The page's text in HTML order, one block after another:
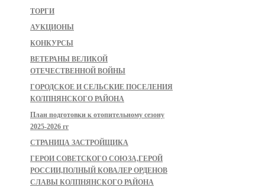
ТОРГИ
АУКЦИОНЫ
КОНКУРСЫ
ВЕТЕРАНЫ ВЕЛИКОЙ
ОТЕЧЕСТВЕННОЙ ВОЙНЫ
ГОРОДСКОЕ И СЕЛЬСКИЕ ПОСЕЛЕНИЯ
КОЛПНЯНСКОГО РАЙОНА
План подготовки к отопительному сезону
2025-2026 гг
СТРАНИЦА ЗАСТРОЙЩИКА
ГЕРОИ СОВЕТСКОГО СОЮЗА,ГЕРОЙ
РОССИИ,ПОЛНЫЙ КОВАЛЕР ОРДЕНОВ
СЛАВЫ КОЛПНЯНСКОГО РАЙОНА